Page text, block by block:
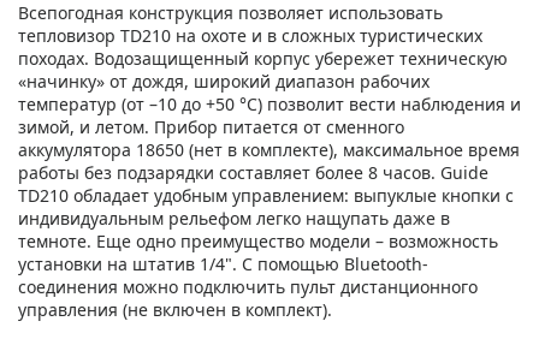
Всепогодная конструкция позволяет использовать
тепловизор TD210 на охоте и в сложных туристических
походах. Водозащищенный корпус убережет техническую
«начинку» от дождя, широкий диапазон рабочих
температур (от –10 до +50 °С) позволит вести наблюдения и
зимой, и летом. Прибор питается от сменного
аккумулятора 18650 (нет в комплекте), максимальное время
работы без подзарядки составляет более 8 часов. Guide
TD210 обладает удобным управлением: выпуклые кнопки с
индивидуальным рельефом легко нащупать даже в
темноте. Еще одно преимущество модели – возможность
установки на штатив 1/4". С помощью Bluetooth-
соединения можно подключить пульт дистанционного
управления (не включен в комплект).